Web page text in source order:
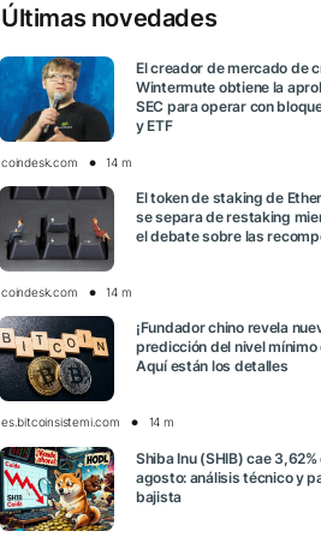
Últimas novedades
El creador de mercado de
Wintermute obtiene la
SEC para operar con
y ETF
coindesk.com 14 m
El token de staking de
se separa de restaking
el debate sobre las
coindesk.com 14 m
¡Fundador chino revela
predicción del nivel mínimo
Aquí están los detalles
es.bitcoinsistemi.com 14 m
Shiba Inu (SHIB) cae 3,62%
agosto: análisis técnico y
bajista